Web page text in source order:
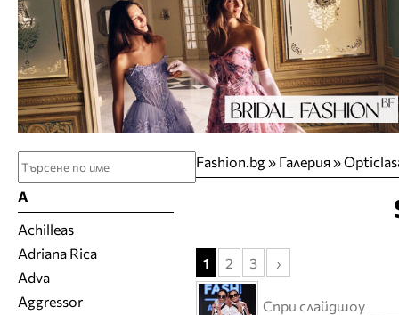
Fashion.bg» Галерия»
Спри слайдшоу
1 2 3 ›
A
Achilleas
Adriana Rica
Adva
Aggressor